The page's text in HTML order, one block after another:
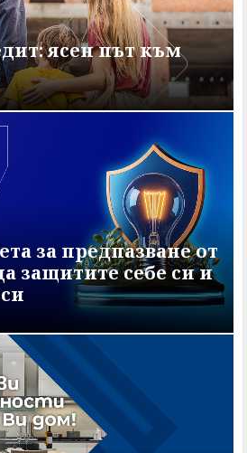
ясен път към
за предпазване от
защитите себе си и